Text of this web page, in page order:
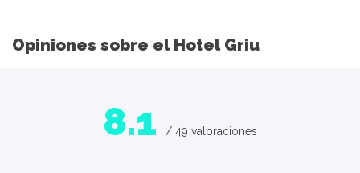
Opiniones sobre el Hotel Griu
8.1 / 49 valoraciones